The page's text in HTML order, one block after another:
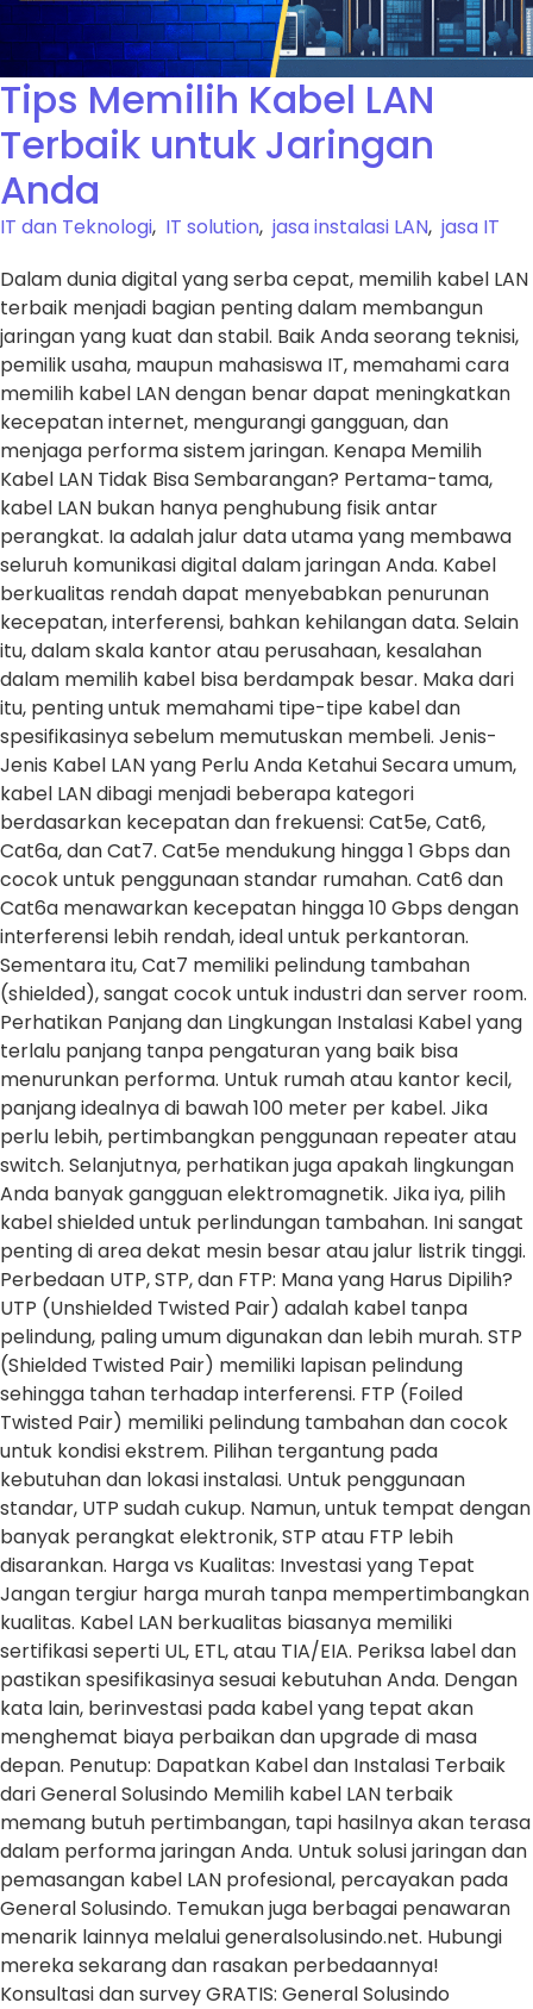
Tips Memilih Kabel LAN
Terbaik untuk Jaringan
Anda
IT dan Teknologi, IT solution, jasa instalasi LAN, jasa IT
Dalam dunia digital yang serba cepat, memilih kabel LAN
terbaik menjadi bagian penting dalam membangun
jaringan yang kuat dan stabil. Baik Anda seorang teknisi,
pemilik usaha, maupun mahasiswa IT, memahami cara
memilih kabel LAN dengan benar dapat meningkatkan
kecepatan internet, mengurangi gangguan, dan
menjaga performa sistem jaringan. Kenapa Memilih
Kabel LAN Tidak Bisa Sembarangan? Pertama-tama,
kabel LAN bukan hanya penghubung fisik antar
perangkat. Ia adalah jalur data utama yang membawa
seluruh komunikasi digital dalam jaringan Anda. Kabel
berkualitas rendah dapat menyebabkan penurunan
kecepatan, interferensi, bahkan kehilangan data. Selain
itu, dalam skala kantor atau perusahaan, kesalahan
dalam memilih kabel bisa berdampak besar. Maka dari
itu, penting untuk memahami tipe-tipe kabel dan
spesifikasinya sebelum memutuskan membeli. Jenis-
Jenis Kabel LAN yang Perlu Anda Ketahui Secara umum,
kabel LAN dibagi menjadi beberapa kategori
berdasarkan kecepatan dan frekuensi: Cat5e, Cat6,
Cat6a, dan Cat7. Cat5e mendukung hingga 1 Gbps dan
cocok untuk penggunaan standar rumahan. Cat6 dan
Cat6a menawarkan kecepatan hingga 10 Gbps dengan
interferensi lebih rendah, ideal untuk perkantoran.
Sementara itu, Cat7 memiliki pelindung tambahan
(shielded), sangat cocok untuk industri dan server room.
Perhatikan Panjang dan Lingkungan Instalasi Kabel yang
terlalu panjang tanpa pengaturan yang baik bisa
menurunkan performa. Untuk rumah atau kantor kecil,
panjang idealnya di bawah 100 meter per kabel. Jika
perlu lebih, pertimbangkan penggunaan repeater atau
switch. Selanjutnya, perhatikan juga apakah lingkungan
Anda banyak gangguan elektromagnetik. Jika iya, pilih
kabel shielded untuk perlindungan tambahan. Ini sangat
penting di area dekat mesin besar atau jalur listrik tinggi.
Perbedaan UTP, STP, dan FTP: Mana yang Harus Dipilih?
UTP (Unshielded Twisted Pair) adalah kabel tanpa
pelindung, paling umum digunakan dan lebih murah. STP
(Shielded Twisted Pair) memiliki lapisan pelindung
sehingga tahan terhadap interferensi. FTP (Foiled
Twisted Pair) memiliki pelindung tambahan dan cocok
untuk kondisi ekstrem. Pilihan tergantung pada
kebutuhan dan lokasi instalasi. Untuk penggunaan
standar, UTP sudah cukup. Namun, untuk tempat dengan
banyak perangkat elektronik, STP atau FTP lebih
disarankan. Harga vs Kualitas: Investasi yang Tepat
Jangan tergiur harga murah tanpa mempertimbangkan
kualitas. Kabel LAN berkualitas biasanya memiliki
sertifikasi seperti UL, ETL, atau TIA/EIA. Periksa label dan
pastikan spesifikasinya sesuai kebutuhan Anda. Dengan
kata lain, berinvestasi pada kabel yang tepat akan
menghemat biaya perbaikan dan upgrade di masa
depan. Penutup: Dapatkan Kabel dan Instalasi Terbaik
dari General Solusindo Memilih kabel LAN terbaik
memang butuh pertimbangan, tapi hasilnya akan terasa
dalam performa jaringan Anda. Untuk solusi jaringan dan
pemasangan kabel LAN profesional, percayakan pada
General Solusindo. Temukan juga berbagai penawaran
menarik lainnya melalui generalsolusindo.net. Hubungi
mereka sekarang dan rasakan perbedaannya!
Konsultasi dan survey GRATIS: General Solusindo